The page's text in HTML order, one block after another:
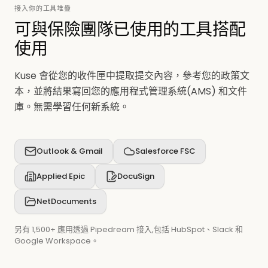
接入你的工具堆疊
可與保險團隊已使用的工具搭配
使用
Kuse 會從您的收件匣中提取提交內容，參考您的政策文
本，並將結果寫回您的應用程式管理系統(AMS) 和文件
庫。無需學習任何新系統。
Outlook & Gmail Salesforce FSC
Applied Epic DocuSign
NetDocuments
另有 1,500+ 應用透過 Pipedream 接入,包括 HubSpot、Slack 和
Google Workspace。